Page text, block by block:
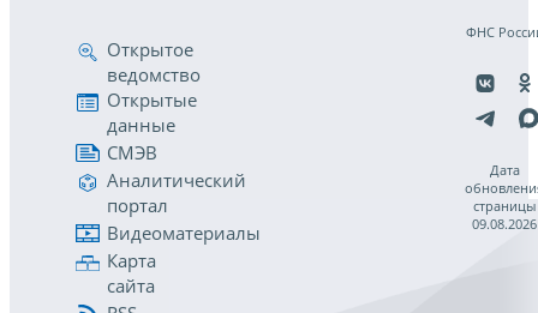
Открытое
ведомство
Открытые
данные
СМЭВ
Аналитический
портал
Видеоматериалы
Карта
сайта
ФНС
Дата
страницы
09.08.2026